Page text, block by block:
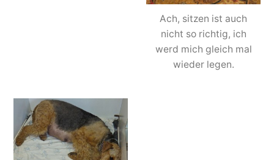
Ach, sitzen ist auch
nicht so richtig, ich
werd mich gleich mal
wieder legen.